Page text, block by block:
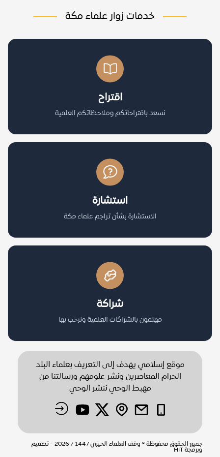
خدمات زوار علماء مكة
اقتراح
نسعد باقتراحاتكم وملاحظاتكم العلمية
استشارة
الاستشارة بشأن تراجم علماء مكة
شراكة
مهتمون بالشراكات العلمية ونرحب بها
موقع إسلامي يهدف إلى التعريف بعلماء البلد
الحرام المعاصرين ونشر علومهم ورسالتنا من
مهبط الوحي ننشر الوحي
جميع الحقوق محفوظة © وقف العلماء الخيري 1447 / 2026 - تصميم
وبرمجةHIT